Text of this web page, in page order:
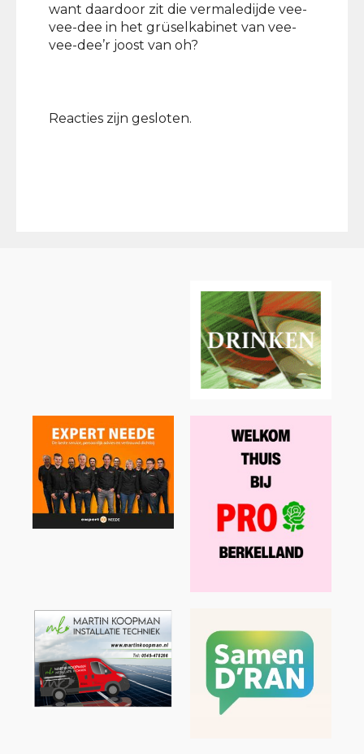
want daardoor zit die vermaledijde vee-
vee-dee in het grüselkabinet van vee-
vee-dee’r joost van oh?
Reacties zijn gesloten.